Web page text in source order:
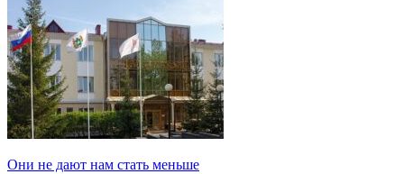
Они не дают нам стать меньше